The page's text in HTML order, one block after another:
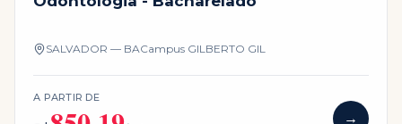
SALVADOR — BACampus GILBERTO GIL
A PARTIR DE
→